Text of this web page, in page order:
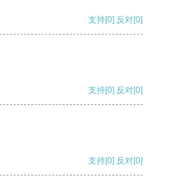
支持[0] 反对[0]
支持[0] 反对[0]
支持[0] 反对[0]